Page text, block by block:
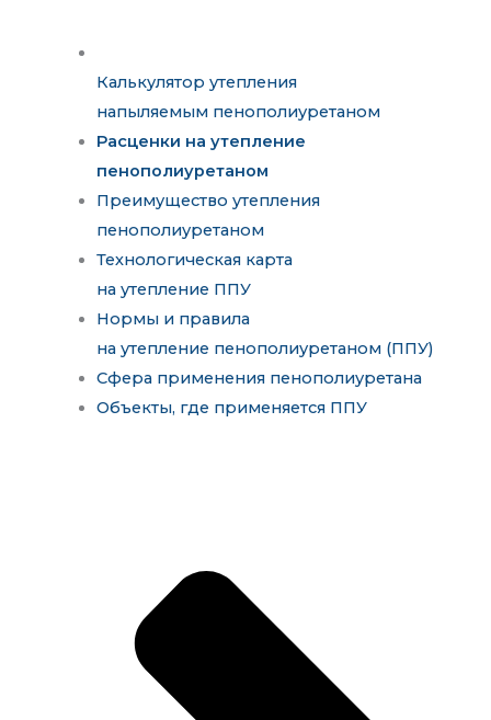
Калькулятор утепления
напыляемым пенополиуретаном
Расценки на утепление
пенополиуретаном
Преимущество утепления
пенополиуретаном
Технологическая карта
на утепление ППУ
Нормы и правила
на утепление пенополиуретаном (ППУ)
Сфера применения пенополиуретана
Объекты, где применяется ППУ